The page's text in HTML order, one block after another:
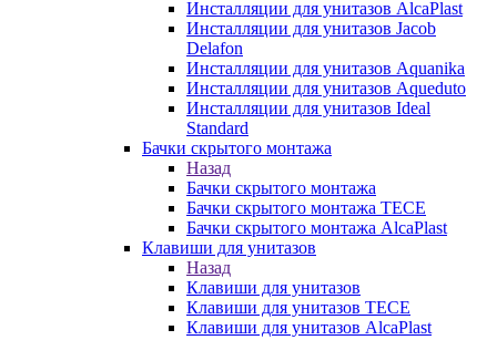
Инсталляции для унитазов AlcaPlast
Инсталляции для унитазов Jacob
Delafon
Инсталляции для унитазов Aquanika
Инсталляции для унитазов Aqueduto
Инсталляции для унитазов Ideal
Standard
Бачки скрытого монтажа
Назад
Бачки скрытого монтажа
Бачки скрытого монтажа TECE
Бачки скрытого монтажа AlcaPlast
Клавиши для унитазов
Назад
Клавиши для унитазов
Клавиши для унитазов TECE
Клавиши для унитазов AlcaPlast